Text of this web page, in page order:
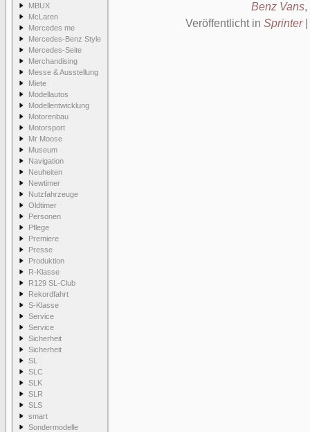
MBUX
McLaren
Mercedes me
Mercedes-Benz Style
Mercedes-Seite
Merchandising
Messe & Ausstellung
Miete
Modellautos
Modellentwicklung
Motorenbau
Motorsport
Mr Moose
Museum
Navigation
Neuheiten
Newtimer
Nutzfahrzeuge
Oldtimer
Personen
Pflege
Premiere
Presse
Produktion
R-Klasse
R129 SL-Club
Rekordfahrt
S-Klasse
Service
Service
Sicherheit
Sicherheit
SL
SLC
SLK
SLR
SLS
smart
Sondermodelle
Benz Vans,
Veröffentlicht in Sprinter|